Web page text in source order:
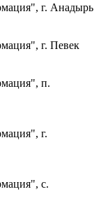
г. Анадырь
г. Певек
п.
г.
с.